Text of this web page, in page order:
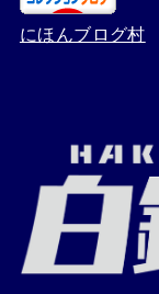
にほんブログ村